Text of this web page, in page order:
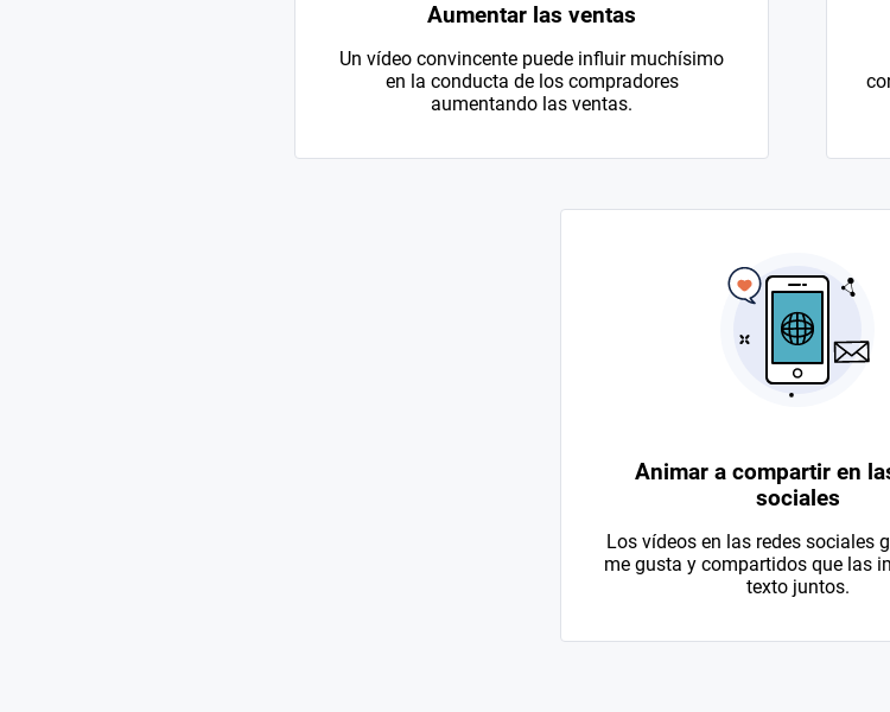
Aumentar las ventas
Un vídeo convincente puede influir muchísimo
en la conducta de los compradores
aumentando las ventas.
Animar a compartir en
sociales
Los vídeos en las redes sociales
me gusta y compartidos que las
texto juntos.